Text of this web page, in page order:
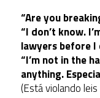
“Are you
“I don’t know.
lawyers before I
“I’m not in the
anything.
(Está violando